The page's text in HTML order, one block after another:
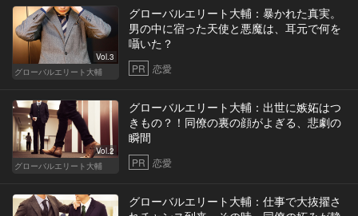
Vol.3
グローバルエリート大輔
グローバルエリート大輔：暴かれた真実。
男の中に宿った天使と悪魔は、耳元で何を
囁いた？
PR 恋愛
Vol.2
グローバルエリート大輔
グローバルエリート大輔：出世に嫉妬はつ
きもの？！同僚の裏の顔がよぎる、悲劇の
瞬間
PR 恋愛
グローバルエリート大輔：仕事で大抜擢さ